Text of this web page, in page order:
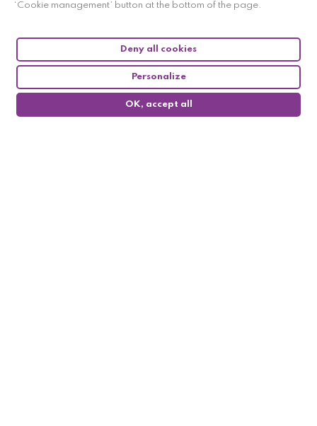
‘Cookie management’ button at the bottom of the page.
OK, accept all
Deny all cookies
Personalize